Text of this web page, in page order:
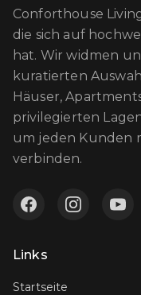
Conforthouse
die sich auf
hat. Wir widmen
kuratierten
Häuser,
privilegierten
um jeden Kunden
verbinden.
Links
Startseite